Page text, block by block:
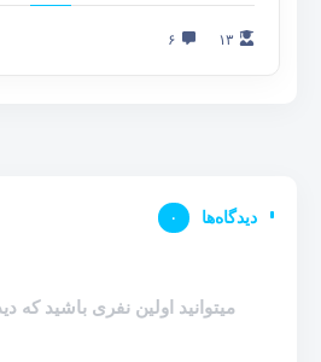
۱۳ ۶
دیدگاه‌ها ۰
میتوانید اولین نفری باشید که